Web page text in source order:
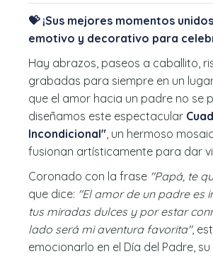
💝 ¡Sus mejores momentos
emotivo y decorativo para
Hay abrazos, paseos a caballito,
grabadas para siempre en un
que el amor hacia un padre no se
diseñamos este espectacular
Incondicional", un hermoso
fusionan artísticamente para dar
Coronado con la frase "Papá, te
que dice: "El amor de un padre es
tus miradas dulces y por estar
lado será mi aventura favorita",
emocionarlo en el Día del Padre,